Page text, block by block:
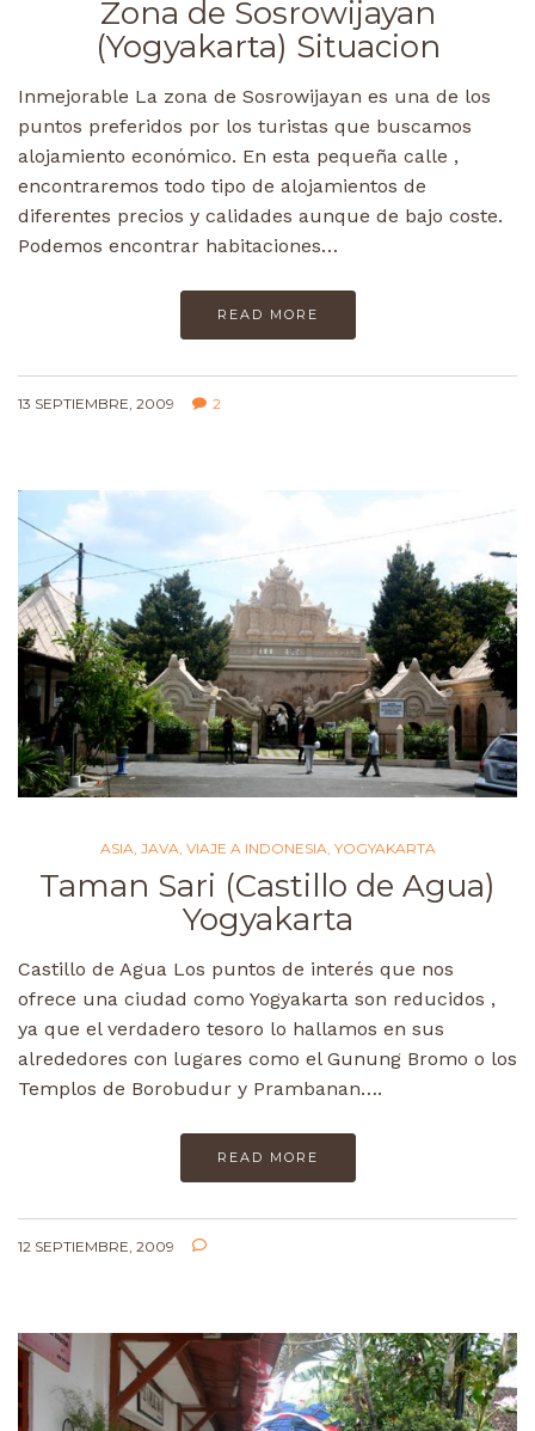
Zona de Sosrowijayan
(Yogyakarta) Situacion
Inmejorable La zona de Sosrowijayan es una de los
puntos preferidos por los turistas que buscamos
alojamiento económico. En esta pequeña calle ,
encontraremos todo tipo de alojamientos de
diferentes precios y calidades aunque de bajo coste.
Podemos encontrar habitaciones…
READ MORE
13 SEPTIEMBRE, 2009 2
ASIA, JAVA, VIAJE A INDONESIA, YOGYAKARTA
Taman Sari (Castillo de Agua)
Yogyakarta
Castillo de Agua Los puntos de interés que nos
ofrece una ciudad como Yogyakarta son reducidos ,
ya que el verdadero tesoro lo hallamos en sus
alrededores con lugares como el Gunung Bromo o los
Templos de Borobudur y Prambanan….
READ MORE
12 SEPTIEMBRE, 2009